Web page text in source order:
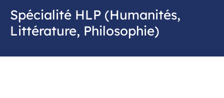
Spécialité HLP (Humanités,
Littérature, Philosophie)